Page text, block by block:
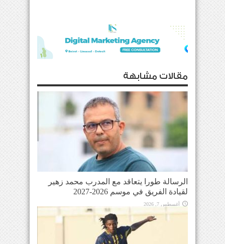
مقالات مشابهة
الرسالة طورا يتعاقد مع المدرب محمد زهير
لقيادة الفريق في موسم 2026-2027
أغسطس 7, 2026